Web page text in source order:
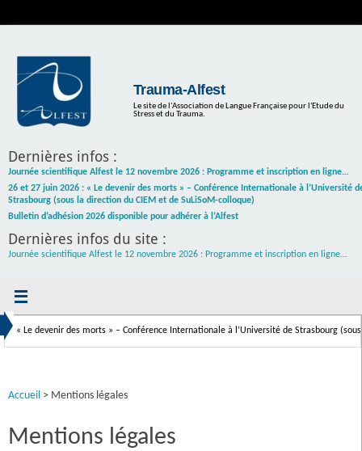
Trauma-Alfest
Le site de l'Association de Langue Française pour l'Etude du
Stress et du Trauma.
Dernières infos :
Journée scientifique Alfest le 12 novembre 2026 : Programme et inscription en ligne…
26 et 27 juin 2026 : « Le devenir des morts » – Conférence Internationale à l’Université
Strasbourg (sous la direction du CIEM et de SuLiSoM-colloque)
Bulletin d’adhésion 2026 disponible pour adhérer à l’Alfest
Dernières infos du site :
Journée scientifique Alfest le 12 novembre 2026 : Programme et inscription en ligne…
Le devenir des morts » – Conférence Internationale à l’Université de Strasbourg (sous la
Accueil > Mentions légales
Mentions légales